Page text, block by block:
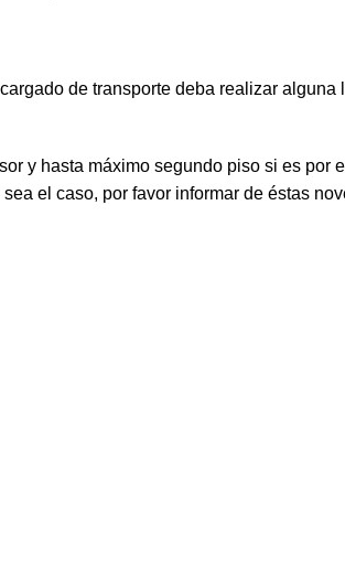
de transporte deba realizar alguna
y hasta máximo segundo piso si es por
el caso, por favor informar de éstas